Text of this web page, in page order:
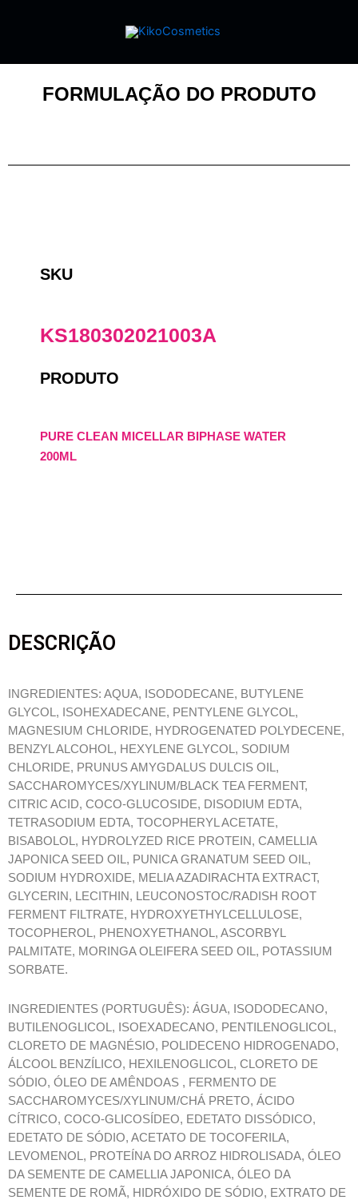
FORMULAÇÃO DO PRODUTO
SKU
KS180302021003A
PRODUTO
PURE CLEAN MICELLAR BIPHASE WATER
200ML
DESCRIÇÃO
INGREDIENTES: AQUA, ISODODECANE, BUTYLENE
GLYCOL, ISOHEXADECANE, PENTYLENE GLYCOL,
MAGNESIUM CHLORIDE, HYDROGENATED POLYDECENE,
BENZYL ALCOHOL, HEXYLENE GLYCOL, SODIUM
CHLORIDE, PRUNUS AMYGDALUS DULCIS OIL,
SACCHAROMYCES/XYLINUM/BLACK TEA FERMENT,
CITRIC ACID, COCO-GLUCOSIDE, DISODIUM EDTA,
TETRASODIUM EDTA, TOCOPHERYL ACETATE,
BISABOLOL, HYDROLYZED RICE PROTEIN, CAMELLIA
JAPONICA SEED OIL, PUNICA GRANATUM SEED OIL,
SODIUM HYDROXIDE, MELIA AZADIRACHTA EXTRACT,
GLYCERIN, LECITHIN, LEUCONOSTOC/RADISH ROOT
FERMENT FILTRATE, HYDROXYETHYLCELLULOSE,
TOCOPHEROL, PHENOXYETHANOL, ASCORBYL
PALMITATE, MORINGA OLEIFERA SEED OIL, POTASSIUM
SORBATE.
INGREDIENTES (PORTUGUÊS): ÁGUA, ISODODECANO,
BUTILENOGLICOL, ISOEXADECANO, PENTILENOGLICOL,
CLORETO DE MAGNÉSIO, POLIDECENO HIDROGENADO,
ÁLCOOL BENZÍLICO, HEXILENOGLICOL, CLORETO DE
SÓDIO, ÓLEO DE AMÊNDOAS , FERMENTO DE
SACCHAROMYCES/XYLINUM/CHÁ PRETO, ÁCIDO
CÍTRICO, COCO-GLICOSÍDEO, EDETATO DISSÓDICO,
EDETATO DE SÓDIO, ACETATO DE TOCOFERILA,
LEVOMENOL, PROTEÍNA DO ARROZ HIDROLISADA, ÓLEO
DA SEMENTE DE CAMELLIA JAPONICA, ÓLEO DA
SEMENTE DE ROMÃ, HIDRÓXIDO DE SÓDIO, EXTRATO DE